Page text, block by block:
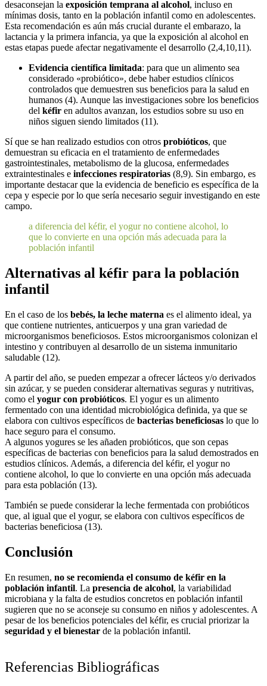
desaconsejan la exposición temprana al alcohol, incluso en
mínimas dosis, tanto en la población infantil como en adolescentes.
Esta recomendación es aún más crucial durante el embarazo, la
lactancia y la primera infancia, ya que la exposición al alcohol en
estas etapas puede afectar negativamente el desarrollo (2,4,10,11).
Evidencia científica limitada: para que un alimento sea
considerado «probiótico», debe haber estudios clínicos
controlados que demuestren sus beneficios para la salud en
humanos (4). Aunque las investigaciones sobre los beneficios
del kéfir en adultos avanzan, los estudios sobre su uso en
niños siguen siendo limitados (11).
Sí que se han realizado estudios con otros probióticos, que
demuestran su eficacia en el tratamiento de enfermedades
gastrointestinales, metabolismo de la glucosa, enfermedades
extraintestinales e infecciones respiratorias (8,9). Sin embargo, es
importante destacar que la evidencia de beneficio es específica de la
cepa y especie por lo que sería necesario seguir investigando en este
campo.
a diferencia del kéfir, el yogur no contiene alcohol, lo
que lo convierte en una opción más adecuada para la
población infantil
Alternativas al kéfir para la población
infantil
En el caso de los bebés, la leche materna es el alimento ideal, ya
que contiene nutrientes, anticuerpos y una gran variedad de
microorganismos beneficiosos. Estos microorganismos colonizan el
intestino y contribuyen al desarrollo de un sistema inmunitario
saludable (12).
A partir del año, se pueden empezar a ofrecer lácteos y/o derivados
sin azúcar, y se pueden considerar alternativas seguras y nutritivas,
como el yogur con probióticos. El yogur es un alimento
fermentado con una identidad microbiológica definida, ya que se
elabora con cultivos específicos de bacterias beneficiosas lo que lo
hace seguro para el consumo.
A algunos yogures se les añaden probióticos, que son cepas
específicas de bacterias con beneficios para la salud demostrados en
estudios clínicos. Además, a diferencia del kéfir, el yogur no
contiene alcohol, lo que lo convierte en una opción más adecuada
para esta población (13).
También se puede considerar la leche fermentada con probióticos
que, al igual que el yogur, se elabora con cultivos específicos de
bacterias beneficiosa (13).
Conclusión
En resumen, no se recomienda el consumo de kéfir en la
población infantil. La presencia de alcohol, la variabilidad
microbiana y la falta de estudios concretos en población infantil
sugieren que no se aconseje su consumo en niños y adolescentes. A
pesar de los beneficios potenciales del kéfir, es crucial priorizar la
seguridad y el bienestar de la población infantil.
Referencias Bibliográficas